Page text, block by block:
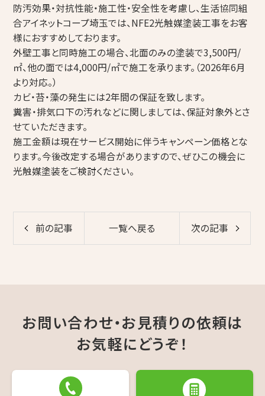
防汚効果・対抗性能・施工性・安全性を考慮し、生活協同組
合アイネットコープ埼玉では、NFE2光触媒塗装工事をお客
様におすすめしております。
外壁工事と同時施工の場合、北面のみの塗装で3,500円/
㎡、他の面では4,000円/㎡で施工を承ります。（2026年6月
より対応。）
カビ・苔・藻の発生には2年間の保証を致します。
糞害・排気口下の汚れなどに関しましては、保証対象外とさ
せていただきます。
施工金額は現在サービス開始に伴うキャンペーン価格とな
ります。今後改定する場合がありますので、ぜひこの機会に
光触媒塗装をご検討ください。
前の記事 一覧へ戻る 次の記事
お問い合わせ・お見積りの依頼は
お気軽にどうぞ！